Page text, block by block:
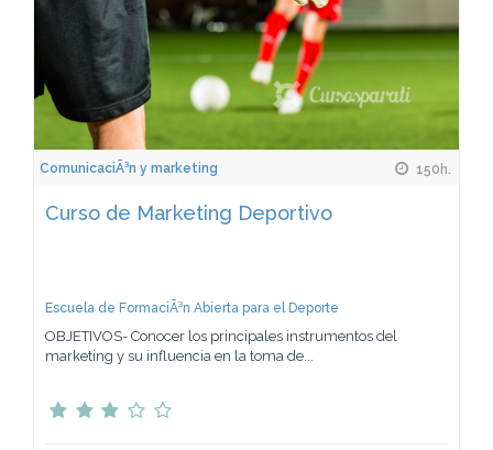
ComunicaciÃ³n y marketing 150h.
Curso de Marketing Deportivo
Escuela de FormaciÃ³n Abierta para el Deporte
OBJETIVOS- Conocer los principales instrumentos del
marketing y su influencia en la toma de...